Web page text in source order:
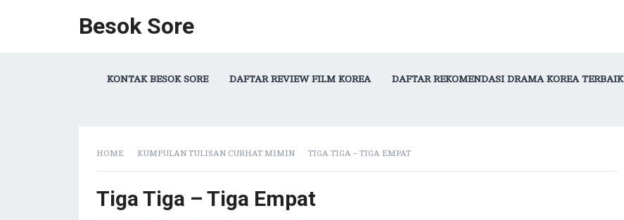
Besok Sore
KONTAK BESOK SORE DAFTAR REVIEW FILM KOREA DAFTAR REKOMENDASI DRAMA KOREA TERBAIK
HOME KUMPULAN TULISAN CURHAT MIMIN TIGA TIGA – TIGA EMPAT
Tiga Tiga – Tiga Empat